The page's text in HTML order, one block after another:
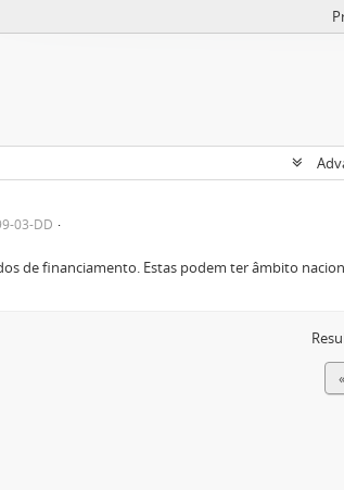
03-DD
de financiamento. Estas podem ter âmbito